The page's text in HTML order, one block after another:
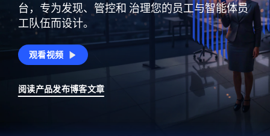
台，专为发现、管控和 治理您的员工与智能体员
工队伍而设计。
观看视频
阅读产品发布博客文章